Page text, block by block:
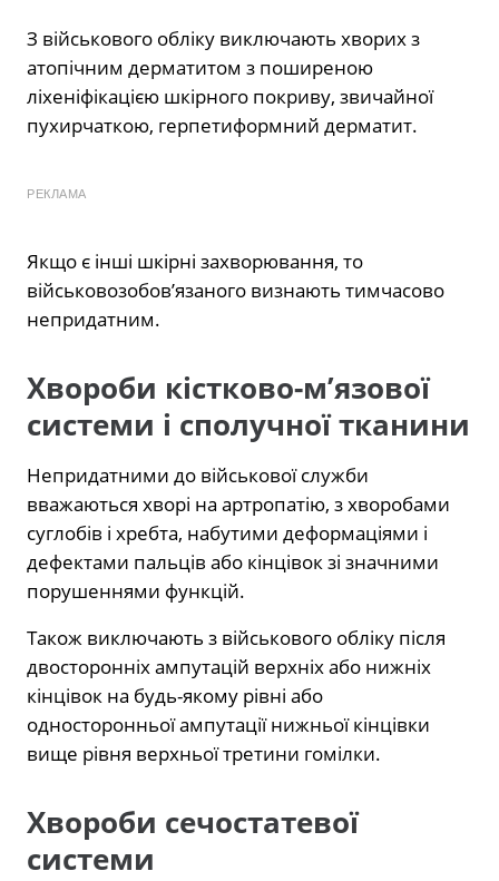
З військового обліку виключають хворих з
атопічним дерматитом з поширеною
ліхеніфікацією шкірного покриву, звичайної
пухирчаткою, герпетиформний дерматит.
РЕКЛАМА
Якщо є інші шкірні захворювання, то
військовозобов’язаного визнають тимчасово
непридатним.
Хвороби кістково-м’язової
системи і сполучної тканини
Непридатними до військової служби
вважаються хворі на артропатію, з хворобами
суглобів і хребта, набутими деформаціями і
дефектами пальців або кінцівок зі значними
порушеннями функцій.
Також виключають з військового обліку після
двосторонніх ампутацій верхніх або нижніх
кінцівок на будь-якому рівні або
односторонньої ампутації нижньої кінцівки
вище рівня верхньої третини гомілки.
Хвороби сечостатевої
системи